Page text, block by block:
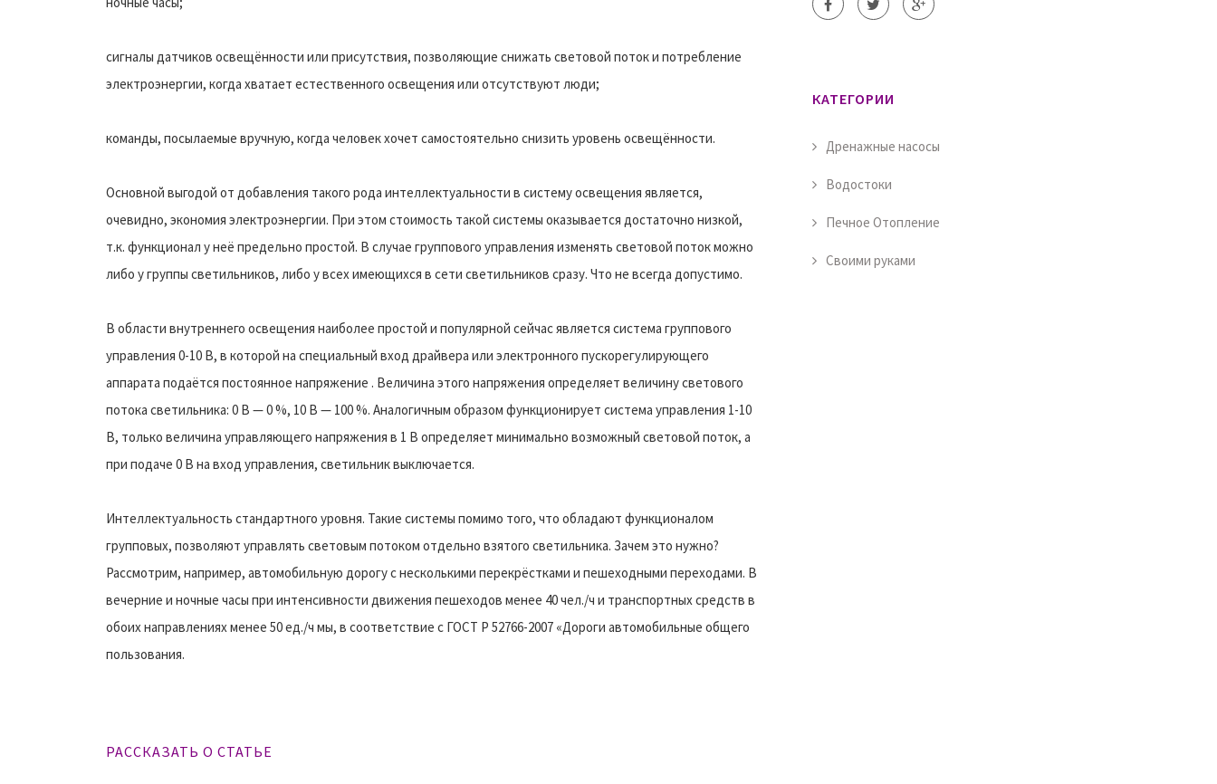
сигналы датчиков освещённости или присутствия, позволяющие снижать световой поток и потребление
электроэнергии, когда хватает естественного освещения или отсутствуют люди;
команды, посылаемые вручную, когда человек хочет самостоятельно снизить уровень освещённости.
Основной выгодой от добавления такого рода интеллектуальности в систему освещения является,
очевидно, экономия электроэнергии. При этом стоимость такой системы оказывается достаточно низкой,
т.к. функционал у неё предельно простой. В случае группового управления изменять световой поток можно
либо у группы светильников, либо у всех имеющихся в сети светильников сразу. Что не всегда допустимо.
В области внутреннего освещения наиболее простой и популярной сейчас является система группового
управления 0-10 В, в которой на специальный вход драйвера или электронного пускорегулирующего
аппарата подаётся постоянное напряжение . Величина этого напряжения определяет величину светового
потока светильника: 0 В — 0 %, 10 В — 100 %. Аналогичным образом функционирует система управления 1-10
В, только величина управляющего напряжения в 1 В определяет минимально возможный световой поток, а
при подаче 0 В на вход управления, светильник выключается.
Интеллектуальность стандартного уровня. Такие системы помимо того, что обладают функционалом
групповых, позволяют управлять световым потоком отдельно взятого светильника. Зачем это нужно?
Рассмотрим, например, автомобильную дорогу с несколькими перекрёстками и пешеходными переходами. В
вечерние и ночные часы при интенсивности движения пешеходов менее 40 чел./ч и транспортных средств в
обоих направлениях менее 50 ед./ч мы, в соответствие с ГОСТ Р 52766-2007 «Дороги автомобильные общего
пользования.
РАССКАЗАТЬ О СТАТЬЕ
КАТЕГОРИИ
Дренажные насосы
Водостоки
Печное Отопление
Своими руками